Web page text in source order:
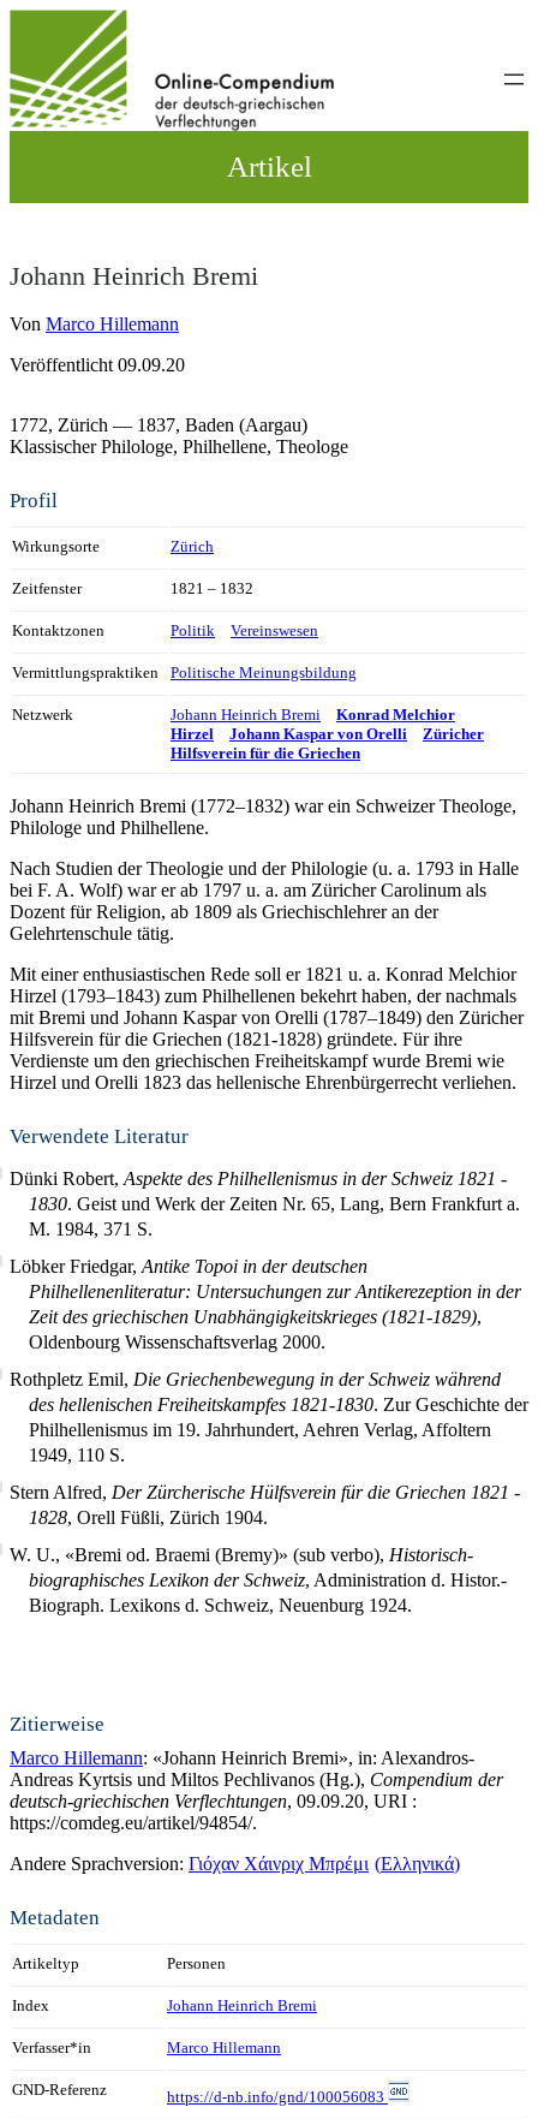
wechseln
Artikel
Johann Heinrich Bremi
Von Marco Hillemann
Veröffentlicht 09.09.20
1772, Zürich — 1837, Baden (Aargau)
Klassischer Philologe Philhellene Theologe
Profil
Wirkungsorte Zürich
Zeitfenster 1821 – 1832
Kontaktzonen Politik Vereinswesen
Vermittlungspraktiken Politische Meinungsbildung
Netzwerk Johann Heinrich Bremi
Konrad Melchior
Hirzel
Johann Kaspar von Orelli
Züricher
Hilfsverein für die Griechen
Johann Heinrich Bremi (1772–1832) war ein Schweizer Theologe,
Philologe und Philhellene.
Nach Studien der Theologie und der Philologie (u. a. 1793 in Halle
bei F. A. Wolf) war er ab 1797 u. a. am Züricher Carolinum als
Dozent für Religion, ab 1809 als Griechischlehrer an der
Gelehrtenschule tätig.
Mit einer enthusiastischen Rede soll er 1821 u. a. Konrad Melchior
Hirzel (1793–1843) zum Philhellenen bekehrt haben, der nachmals
mit Bremi und Johann Kaspar von Orelli (1787–1849) den Züricher
Hilfsverein für die Griechen (1821-1828) gründete. Für ihre
Verdienste um den griechischen Freiheitskampf wurde Bremi wie
Hirzel und Orelli 1823 das hellenische Ehrenbürgerrecht verliehen.
Verwendete Literatur
Dünki Robert, Aspekte des Philhellenismus in der Schweiz 1821 -
1830. Geist und Werk der Zeiten Nr. 65, Lang, Bern Frankfurt a.
M. 1984, 371 S.
Löbker Friedgar, Antike Topoi in der deutschen
Philhellenenliteratur: Untersuchungen zur Antikerezeption in der
Zeit des griechischen Unabhängigkeitskrieges (1821-1829),
Oldenbourg Wissenschaftsverlag 2000.
Rothpletz Emil, Die Griechenbewegung in der Schweiz während
des hellenischen Freiheitskampfes 1821-1830. Zur Geschichte der
Philhellenismus im 19. Jahrhundert, Aehren Verlag, Affoltern
1949, 110 S.
Stern Alfred, Der Zürcherische Hülfsverein für die Griechen 1821 -
1828, Orell Füßli, Zürich 1904.
W. U., «Bremi od. Braemi (Bremy)» (sub verbo), Historisch-
biographisches Lexikon der Schweiz, Administration d. Histor.-
Biograph. Lexikons d. Schweiz, Neuenburg 1924.
Zitierweise
Marco Hillemann: «Johann Heinrich Bremi», in: Alexandros-
Andreas Kyrtsis und Miltos Pechlivanos (Hg.), Compendium der
deutsch-griechischen Verflechtungen, 09.09.20, URI :
https://comdeg.eu/artikel/94854/.
Andere Sprachversion: Γιόχαν Χάινριχ Μπρέμι Ελληνικά
Metadaten
Artikeltyp Personen
Index Johann Heinrich Bremi
Verfasser*in Marco Hillemann
GND-Referenz https://d-nb.info/gnd/100056083